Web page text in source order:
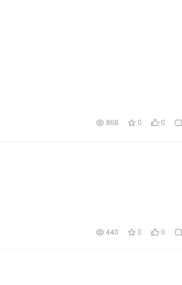
868 0 0
440 0 0